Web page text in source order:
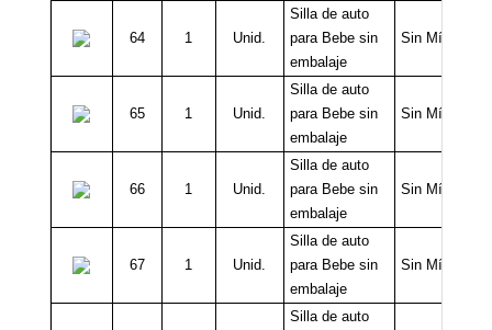
64 1 Unid.
Silla de auto
para Bebe sin
embalaje
Sin Mínimo
65 1 Unid.
Silla de auto
para Bebe sin
embalaje
Sin Mínimo
66 1 Unid.
Silla de auto
para Bebe sin
embalaje
Sin Mínimo
67 1 Unid.
Silla de auto
para Bebe sin
embalaje
Sin Mínimo
Silla de auto